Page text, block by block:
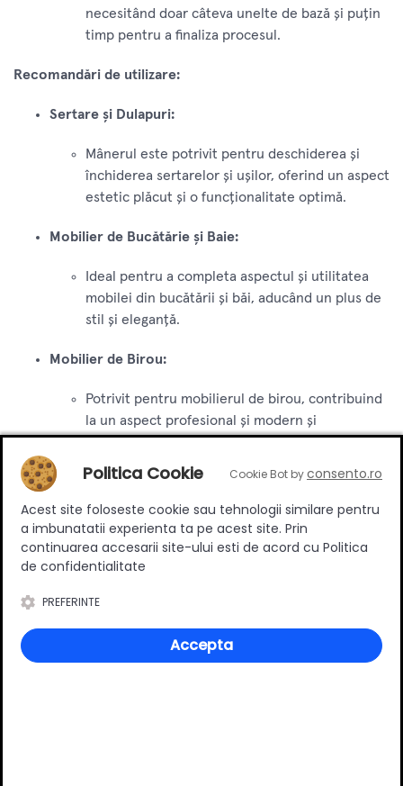
necesitând doar câteva unelte de bază și puțin
timp pentru a finaliza procesul.
Recomandări de utilizare:
Sertare și Dulapuri:
Mânerul este potrivit pentru deschiderea și
închiderea sertarelor și ușilor, oferind un aspect
estetic plăcut și o funcționalitate optimă.
Mobilier de Bucătărie și Baie:
Ideal pentru a completa aspectul și utilitatea
mobilei din bucătării și băi, aducând un plus de
stil și eleganță.
Mobilier de Birou:
Potrivit pentru mobilierul de birou, contribuind
la un aspect profesional și modern și
îmbunătățind confortul în mediul de lucru.
Concluzie:
Mânerul Ø12 este alegerea ideală pentru cei
care doresc să aducă un plus de eleganță și funcționalitate
mobilei lor. Cu un finisaj în Negru Mat și un design modern,
acest mâner oferă un aspect rafinat și o priză confortabilă,
completând perfect orice spațiu de locuit sau de lucru.
Specificatii
Politica Cookie Cookie Bot byconsento.ro
Acest site foloseste cookie sau tehnologii similare pentru
a imbunatatii experienta ta pe acest site. Prin
continuarea accesarii site-ului esti de acord cu Politica
de confidentialitate
PREFERINTE
Accepta